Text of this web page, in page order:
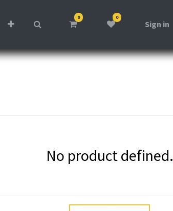
0 0
Sign in
No product defined.